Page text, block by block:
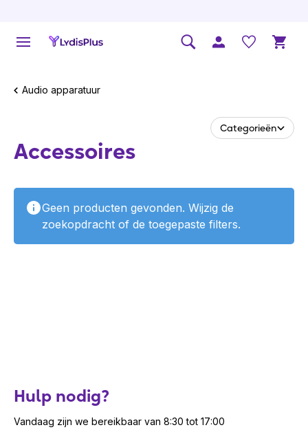
Audio apparatuur
Categorieën
Accessoires
Geen producten gevonden. Wijzig de
zoekopdracht of de toegepaste filters.
Hulp nodig?
Vandaag zijn we bereikbaar van 8:30 tot 17:00